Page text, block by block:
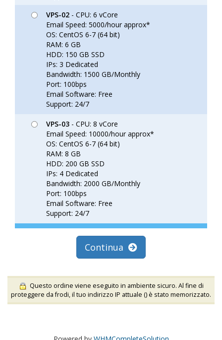
VPS-02 - CPU: 6 vCore
Email Speed: 5000/hour approx*
OS: CentOS 6-7 (64 bit)
RAM: 6 GB
HDD: 150 GB SSD
IPs: 3 Dedicated
Bandwidth: 1500 GB/Monthly
Port: 100bps
Email Software: Free
Support: 24/7
VPS-03 - CPU: 8 vCore
Email Speed: 10000/hour approx*
OS: CentOS 6-7 (64 bit)
RAM: 8 GB
HDD: 200 GB SSD
IPs: 4 Dedicated
Bandwidth: 2000 GB/Monthly
Port: 100bps
Email Software: Free
Support: 24/7
Continua
Questo ordine viene eseguito in ambiente sicuro. Al fine di
proteggere da frodi, il tuo indirizzo IP attuale () è stato memorizzato.